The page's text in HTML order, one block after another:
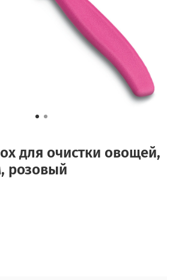
для очистки овощей,
розовый